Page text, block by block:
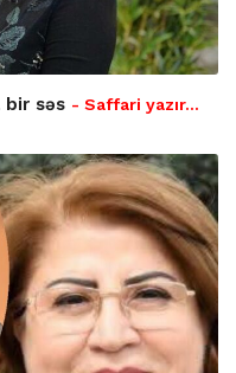
bir səs - Saffari yazır…